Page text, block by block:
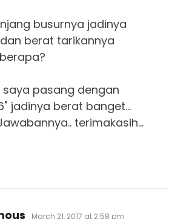
busurnya jadinya
berat tarikannya
saya pasang dengan
jadinya berat banget…
terimakasih…
says:
March 21, 2017 at 2:58 pm